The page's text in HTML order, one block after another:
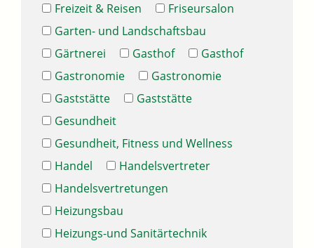
Freizeit & Reisen
Friseursalon
Garten- und Landschaftsbau
Gärtnerei
Gasthof
Gasthof
Gastronomie
Gastronomie
Gaststätte
Gaststätte
Gesundheit
Gesundheit, Fitness und Wellness
Handel
Handelsvertreter
Handelsvertretungen
Heizungsbau
Heizungs-und Sanitärtechnik